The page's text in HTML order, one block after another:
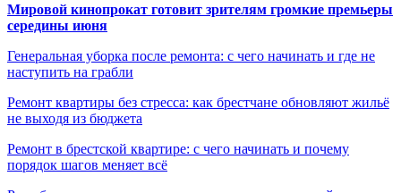
Мировой кинопрокат готовит зрителям громкие премьеры
середины июня
Генеральная уборка после ремонта: с чего начинать и где не
наступить на грабли
Ремонт квартиры без стресса: как брестчане обновляют жильё
не выходя из бюджета
Ремонт в брестской квартире: с чего начинать и почему
порядок шагов меняет всё